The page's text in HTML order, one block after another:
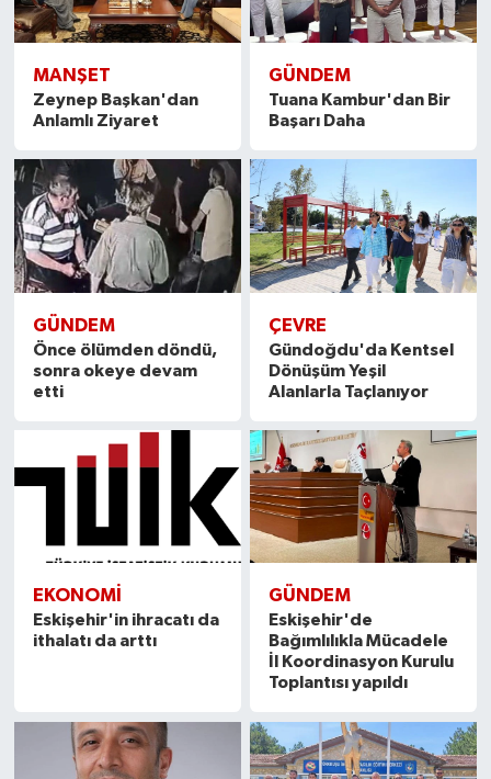
MANŞET
Zeynep Başkan'dan
Anlamlı Ziyaret
GÜNDEM
Tuana Kambur'dan Bir
Başarı Daha
GÜNDEM
Önce ölümden döndü,
sonra okeye devam
etti
ÇEVRE
Gündoğdu'da Kentsel
Dönüşüm Yeşil
Alanlarla Taçlanıyor
EKONOMI
Eskişehir'in ihracatı da
ithalatı da arttı
GÜNDEM
Eskişehir'de
Bağımlılıkla Mücadele
İl Koordinasyon Kurulu
Toplantısı yapıldı